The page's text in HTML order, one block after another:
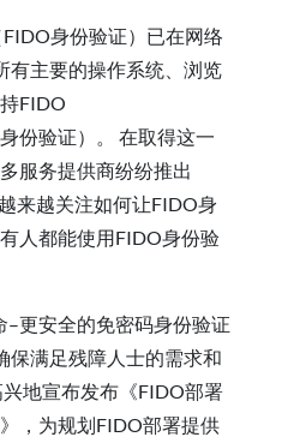
身份验证）已在网络
有主要的操作系统、浏览
FIDO
份验证）。 在取得这一
服务提供商纷纷推出
来越关注如何让FIDO身
人都能使用FIDO身份验
更安全的免密码身份验证
保满足残障人士的需求和
地宣布发布《FIDO部署
，为规划FIDO部署提供